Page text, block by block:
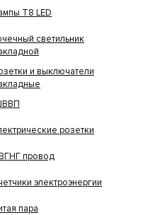
Т8 LED
светильник
и выключатели
розетки
провод
электроэнергии
пара